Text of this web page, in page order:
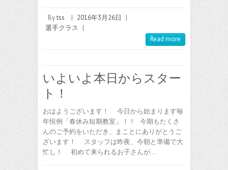
Bytss | 2016年3月26日
|
選手クラス |
Read more
いよいよ本日からスター
ト！
おはようございます！ 今日から始まります毎
年恒例「春休み短期教室」！！ 今期もたくさ
んのご予約をいただき、まことにありがとうご
ざいます！ スタッフは昨夜、今朝と準備で大
忙し！ 初めて来られるお子さんが…